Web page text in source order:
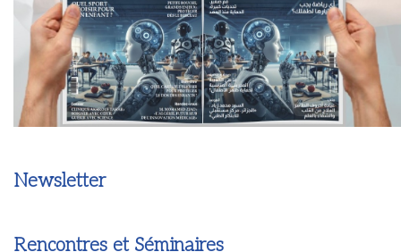
Newsletter
Rencontres et Séminaires